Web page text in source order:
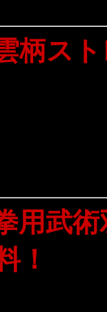
柄ス
用武
！